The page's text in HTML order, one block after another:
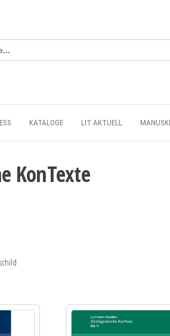
KATALOGE LIT AKTUELL
KonTexte